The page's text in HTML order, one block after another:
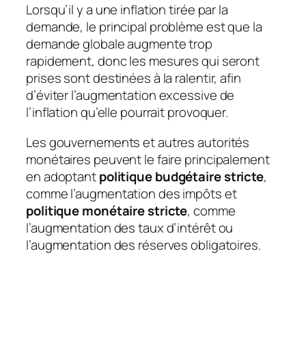
Lorsqu’il y a une inflation tirée par la
demande, le principal problème est que la
demande globale augmente trop
rapidement, donc les mesures qui seront
prises sont destinées à la ralentir, afin
d’éviter l’augmentation excessive de
l’inflation qu’elle pourrait provoquer.
Les gouvernements et autres autorités
monétaires peuvent le faire principalement
en adoptantpolitique budgétaire stricte,
comme l’augmentation des impôts et
politique monétaire stricte, comme
l’augmentation des taux d’intérêt ou
l’augmentation des réserves obligatoires.